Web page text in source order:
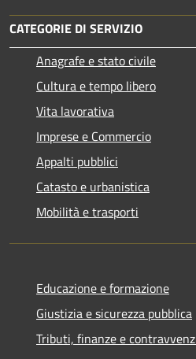
CATEGORIE DI SERVIZIO
Anagrafe e stato civile
Cultura e tempo libero
Vita lavorativa
Imprese e Commercio
Appalti pubblici
Catasto e urbanistica
Mobilità e trasporti
Educazione e formazione
Giustizia e sicurezza pubblica
Tributi, finanze e